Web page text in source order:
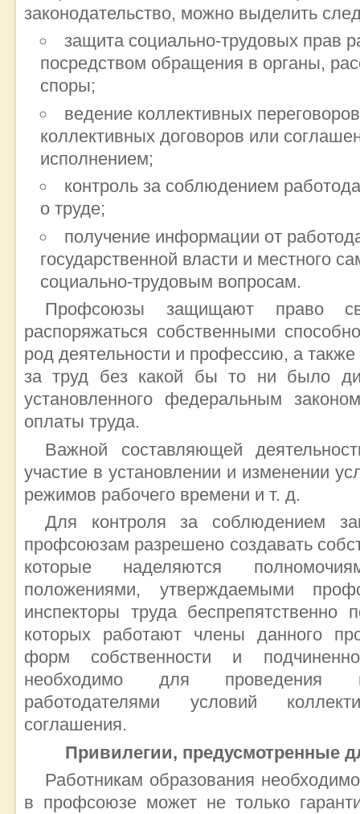
законодательство, можно выделить
защита социально-трудовых прав
посредством обращения в органы,
споры;
ведение коллективных
коллективных договоров или
исполнением;
контроль за соблюдением
о труде;
получение информации от
государственной власти и местного
социально-трудовым вопросам.
Профсоюзы защищают право
распоряжаться собственными
род деятельности и профессию, а
за труд без какой бы то ни было
установленного федеральным
оплаты труда.
Важной составляющей
участие в установлении и изменении
режимов рабочего времени и т. д.
Для контроля за соблюдением
профсоюзам разрешено создавать
которые наделяются
положениями, утверждаемыми
инспекторы труда беспрепятственно
которых работают члены данного
форм собственности и
необходимо для проведения
работодателями условий
соглашения.
Привилегии, предусмотренные
Работникам образования
в профсоюзе может не только